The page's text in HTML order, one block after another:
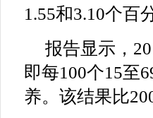
1.55和3.10个百
报告显示，
即每100个15至
养。该结果比